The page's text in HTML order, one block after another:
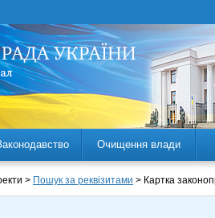
Очищення влади
> Пошук за реквізитами > Картка